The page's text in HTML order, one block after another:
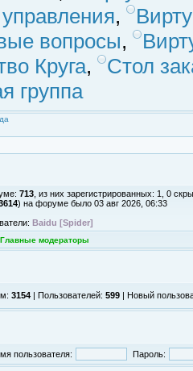
,
вопросы,
Круга,
Стол
группа
713 , из них зарегистрированных: 1, 0
) на форуме было 03 авг 2026, 06:33
Baidu [Spider]
Главные модераторы
3154 | Пользователей: 599 | Новый
пользователя: Пароль: